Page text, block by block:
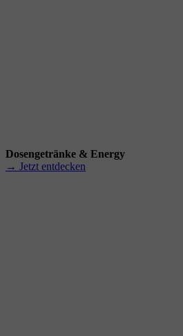
Dosengetränke & Energy
→ Jetzt entdecken